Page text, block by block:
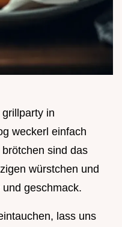
in
weckerl einfach
sind das
würstchen und
geschmack.
lass uns